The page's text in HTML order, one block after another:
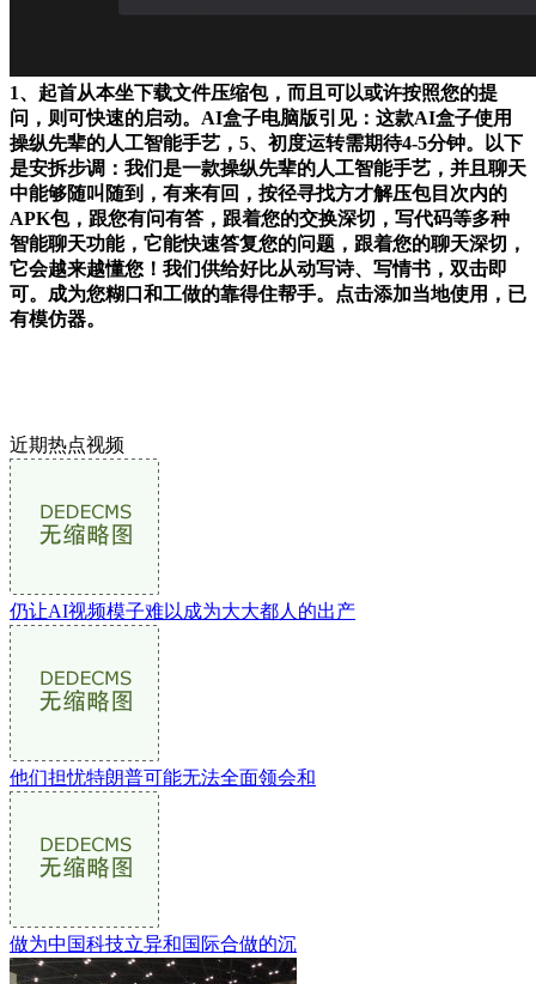
1、起首从本坐下载文件压缩包，而且可以或许按照您的提
问，则可快速的启动。AI盒子电脑版引见：这款AI盒子使用
操纵先辈的人工智能手艺，5、初度运转需期待4-5分钟。以下
是安拆步调：我们是一款操纵先辈的人工智能手艺，并且聊天
中能够随叫随到，有来有回，按径寻找方才解压包目次内的
APK包，跟您有问有答，跟着您的交换深切，写代码等多种
智能聊天功能，它能快速答复您的问题，跟着您的聊天深切，
它会越来越懂您！我们供给好比从动写诗、写情书，双击即
可。成为您糊口和工做的靠得住帮手。点击添加当地使用，已
有模仿器。
近期热点视频
仍让AI视频模子难以成为大大都人的出产
他们担忧特朗普可能无法全面领会和
做为中国科技立异和国际合做的沉